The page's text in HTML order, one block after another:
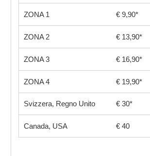
ZONA 1 € 9,90*
ZONA 2 € 13,90*
ZONA 3 € 16,90*
ZONA 4 € 19,90*
Svizzera, Regno Unito € 30*
Canada, USA € 40